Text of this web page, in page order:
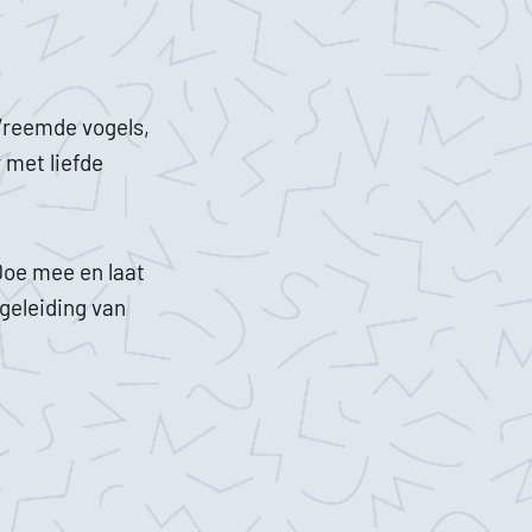
vogels,
met liefde
mee en laat
van